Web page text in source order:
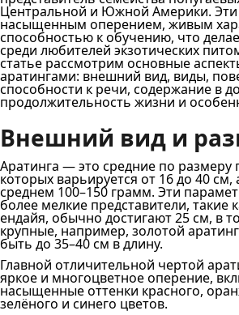
Центральной и Южной Америки.
насыщенным оперением, живым
способностью к обучению, что
среди любителей экзотических
статье рассмотрим основные
аратингами: внешний вид, виды,
способности к речи, содержание в
продолжительность жизни и
Внешний вид и
Аратинга — это средние по размеру
которых варьируется от 16 до 40 см,
среднем 100–150 грамм. Эти
более мелкие представители, такие
ендайя, обычно достигают 25 см, в
крупные, например, золотой
быть до 35–40 см в длину.
Главной отличительной чертой
яркое и многоцветное оперение,
насыщенные оттенки красного,
зелёного и синего цветов.